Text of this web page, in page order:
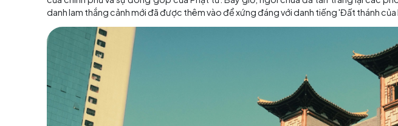
Lịch sử chùa Xiyuan
Chùa Xiyuan thực chất là một ngôi chùa theo phong cách vườn.
1368), có diện tích 1,6 mẫu Anh và bố cục giống như một mặt bằng cân
giáo và khu vườn cổ điển Trung Quốc, đây là ngôi chùa lớn nhất ở Tô
Ngôi chùa được thành lập vào thời nhà Nguyên, bị phá hủy và sau đó
Tây. Khu vườn thuộc về một Quan chức Chính phủ cấp cao trong thời
viện. Hầu hết các tòa nhà đã bị phá hủy trong cuộc nổi loạn Thái Bình